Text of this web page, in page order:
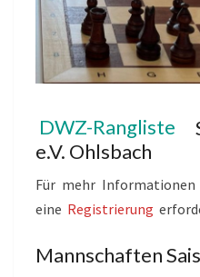
DWZ-Rangliste
e.V. Ohlsbach
Für mehr Informationen
eine Registrierung
Mannschaften